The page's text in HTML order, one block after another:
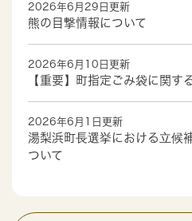
2026年6月29日更新
熊の目撃情報について
2026年6月10日更新
【重要】町指定ごみ袋に関す
2026年6月1日更新
湯梨浜町長選挙における立候
ついて